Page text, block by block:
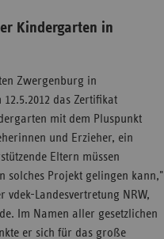
Kindergarten in
Zwergenburg in
das Zertifikat
mit dem Pluspunkt
und Erzieher, ein
Eltern müssen
solches Projekt gelingen kann,"
vdek-Landesvertretung NRW,
Im Namen aller gesetzlichen
er sich für das große